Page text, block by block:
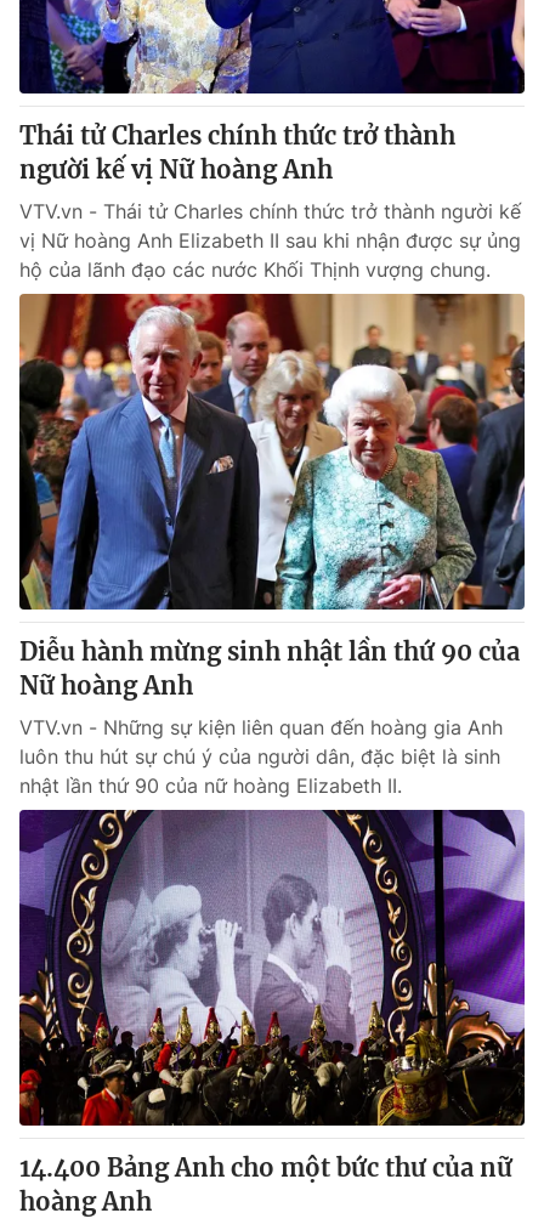
Thái tử Charles chính thức trở thành
người kế vị Nữ hoàng Anh
VTV.vn - Thái tử Charles chính thức trở thành người kế
vị Nữ hoàng Anh Elizabeth II sau khi nhận được sự ủng
hộ của lãnh đạo các nước Khối Thịnh vượng chung.
Diễu hành mừng sinh nhật lần thứ 90 của
Nữ hoàng Anh
VTV.vn - Những sự kiện liên quan đến hoàng gia Anh
luôn thu hút sự chú ý của người dân, đặc biệt là sinh
nhật lần thứ 90 của nữ hoàng Elizabeth II.
14.400 Bảng Anh cho một bức thư của nữ
hoàng Anh